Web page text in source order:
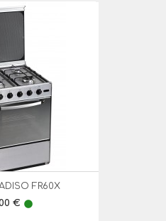
FR60X
€ lens